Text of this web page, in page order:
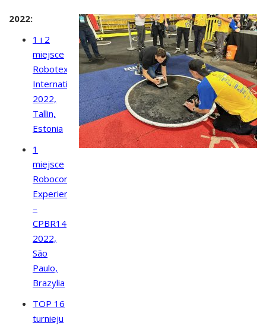
2022:
1 i 2
miejsce
Robotex
International
2022,
Tallin,
Estonia
1
miejsce
Robocore
Experience
–
CPBR14
2022,
São
Paulo,
Brazylia
TOP 16
turnieju